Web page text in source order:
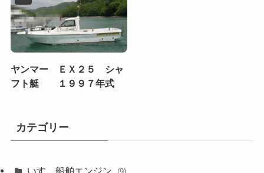
ヤンマー ＥＸ２５ シャ
フト艇 １９９７年式
カテゴリー
いすゞ船舶エンジン